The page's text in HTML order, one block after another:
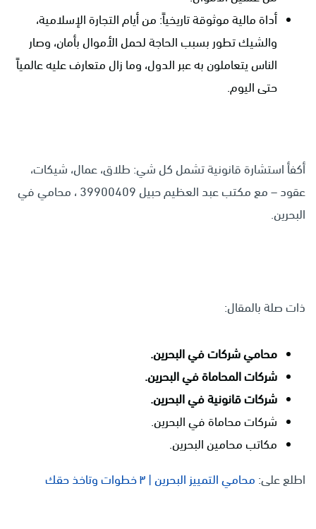
أداة مالية موثوقة تاريخياً: من أيام التجارة الإسلامية،
والشيك تطور بسبب الحاجة لحمل الأموال بأمان، وصار
الناس يتعاملون به عبر الدول، وما زال متعارف عليه عالمياً
حتى اليوم.
أكفأ استشارة قانونية تشمل كل شي: طلاق، عمال، شيكات،
عقود – مع مكتب عبد العظيم حبيل 39900409 ، محامي في
البحرين.
ذات صلة بالمقال:
محامي شركات في البحرين.
شركات المحاماة في البحرين.
شركات قانونية في البحرين.
شركات محاماة في البحرين.
مكاتب محامين البحرين.
اطلع على: محامي التمييز البحرين | ٣ خطوات وتاخذ حقك